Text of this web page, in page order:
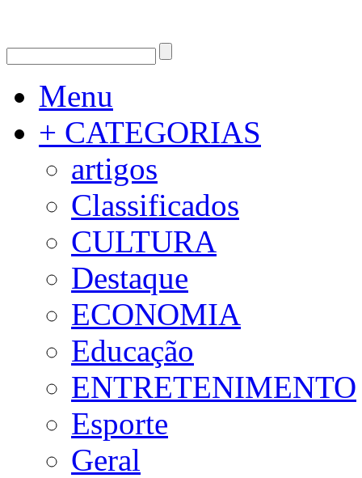
Menu
+ CATEGORIAS
artigos
Classificados
CULTURA
Destaque
ECONOMIA
Educação
ENTRETENIMENTO
Esporte
Geral